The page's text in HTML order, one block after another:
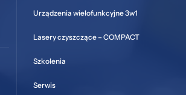
Urządzenia wielofunkcyjne 3w1
Lasery czyszczące – COMPACT
Szkolenia
Serwis